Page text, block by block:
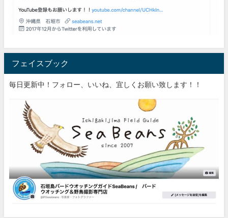
フェイスブック
毎日更新中！フォロー、いいね、宜しくお願い致します！！